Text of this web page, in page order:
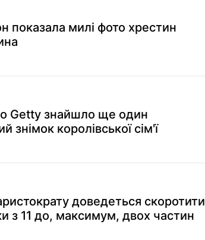
показала милі фото хрестин
Getty знайшло ще один
знімок королівської сім'ї
доведеться скоротити
з 11 до, максимум, двох частин